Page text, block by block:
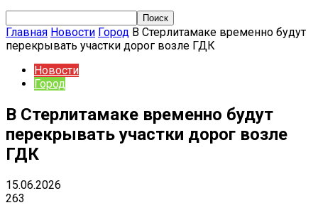
Главная Новости Город В Стерлитамаке временно будут
перекрывать участки дорог возле ГДК
Новости
Город
В Стерлитамаке временно будут
перекрывать участки дорог возле
ГДК
15.06.2026
263